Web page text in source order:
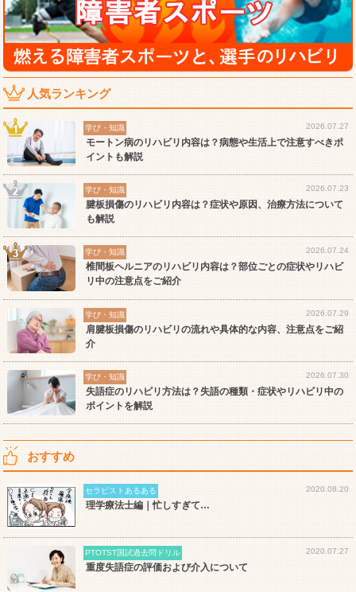
人気ランキング
学び・知識 2026.07.27
モートン病のリハビリ内容は？病態や生活上で注意すべきポ
イントも解説
学び・知識 2026.07.23
腱板損傷のリハビリ内容は？症状や原因、治療方法について
も解説
学び・知識 2026.07.24
椎間板ヘルニアのリハビリ内容は？部位ごとの症状やリハビ
リ中の注意点をご紹介
学び・知識 2026.07.29
肩腱板損傷のリハビリの流れや具体的な内容、注意点をご紹
介
学び・知識 2026.07.30
失語症のリハビリ方法は？失語の種類・症状やリハビリ中の
ポイントを解説
おすすめ
セラピストあるある 2020.08.20
理学療法士編｜忙しすぎて…
PTOTST国試過去問ドリル 2020.07.27
重度失語症の評価および介入について